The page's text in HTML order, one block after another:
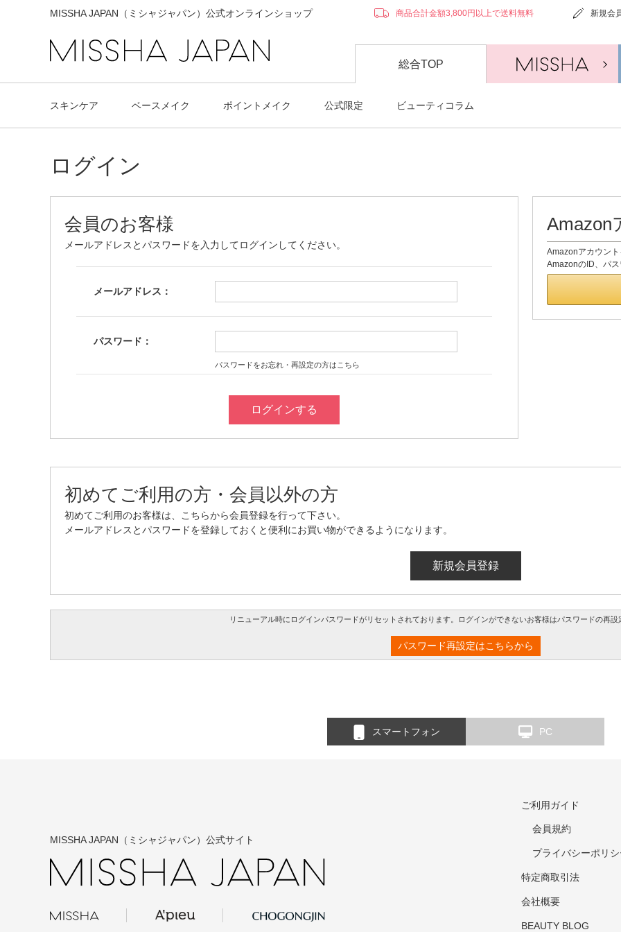
MISSHA JAPAN（ミシャジャパン）公式オンラインショップ 商品合計金額3,800円以上で送料無料 新規会
総合TOP
スキンケア ベースメイク ポイントメイク 公式限定 ビューティコラム
ログイン
会員のお客様
メールアドレスとパスワードを入力してログインしてください。
メールアドレス：
パスワード：
パスワードをお忘れ・再設定の方はこちら
Amazon
Amazonアカウント
AmazonのID、パス
初めてご利用の方・会員以外の方
初めてご利用のお客様は、こちらから会員登録を行って下さい。
メールアドレスとパスワードを登録しておくと便利にお買い物ができるようになります。
リニューアル時にログインパスワードがリセットされております。ログインができないお客様はパスワードの再設
パスワード再設定はこちらから
スマートフォン PC
MISSHA JAPAN（ミシャジャパン）公式サイト
ご利用ガイド
会員規約
プライバシーポリシ
特定商取引法
会社概要
BEAUTY BLOG